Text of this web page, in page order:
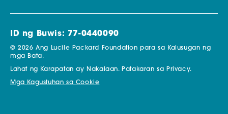
ID ng Buwis: 77-0440090
© 2026 Ang Lucile Packard Foundation para sa Kalusugan ng
mga Bata.
Lahat ng Karapatan ay Nakalaan. Patakaran sa Privacy.
Mga Kagustuhan sa Cookie